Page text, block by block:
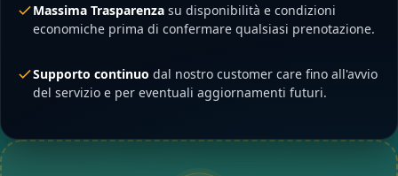
Massima Trasparenza su disponibilità e condizioni
economiche prima di confermare qualsiasi prenotazione.
Supporto continuo dal nostro customer care fino all'avvio
del servizio e per eventuali aggiornamenti futuri.